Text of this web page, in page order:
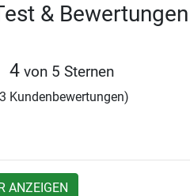
& Bewertungen
4 von 5 Sternen
Kundenbewertungen)
ANZEIGEN